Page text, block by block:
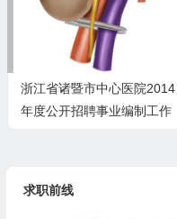
浙江省诸暨市中心医院2014
年度公开招聘事业编制工作
求职前线